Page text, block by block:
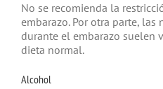
No se recomienda la
embarazo. Por otra parte, las
durante el embarazo suelen
dieta normal.
Alcohol